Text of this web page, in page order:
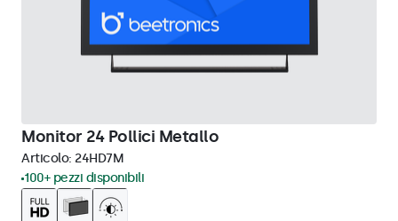
Monitor 24 Pollici Metallo
Articolo: 24HD7M
100+ pezzi disponibili